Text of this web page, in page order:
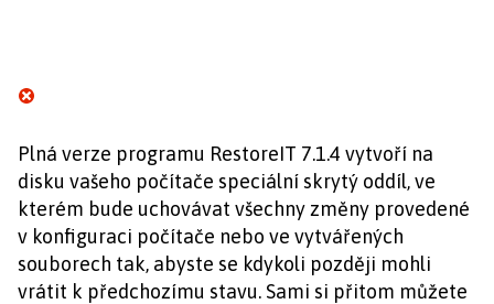
Plná verze programu RestoreIT 7.1.4 vytvoří na
disku vašeho počítače speciální skrytý oddíl, ve
kterém bude uchovávat všechny změny provedené
v konfiguraci počítače nebo ve vytvářených
souborech tak, abyste se kdykoli později mohli
vrátit k předchozímu stavu. Sami si přitom můžete